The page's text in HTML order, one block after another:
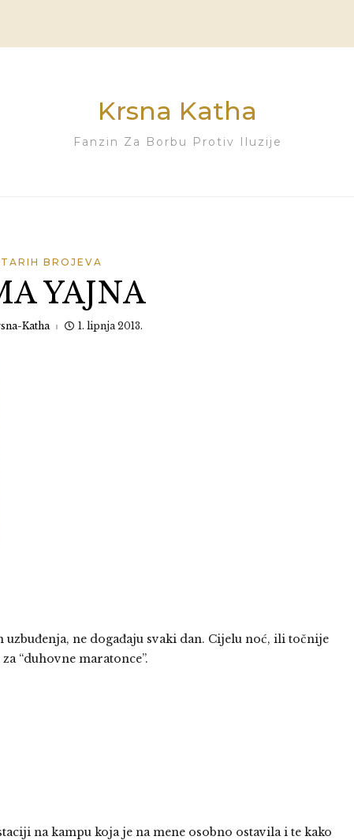
Krsna Katha
Fanzin Za Borbu Protiv Iluzije
BROJEVA
YAJNA
Katha 1. lipnja 2013.
ne događaju svaki dan. Cijelu noć, ili točnije
“duhovne maratonce”.
na kampu koja je na mene osobno ostavila i te kako